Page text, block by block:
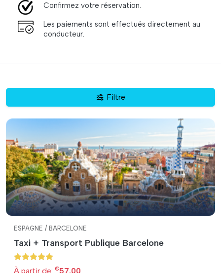
Confirmez votre réservation.
Les paiements sont effectués directement au
conducteur.
Filtre
ESPAGNE / BARCELONE
Taxi + Transport Publique Barcelone
À partir de: €57.00